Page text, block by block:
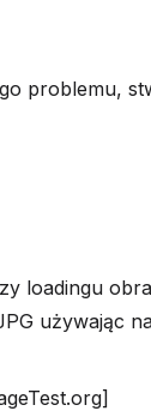
problemu,
loadingu
używając